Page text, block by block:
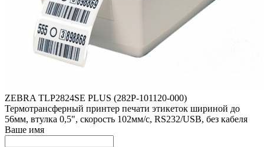
ZEBRA TLP2824SE PLUS (282P-101120-000)
Термотрансферный принтер печати этикеток шириной до
56мм, втулка 0,5", скорость 102мм/с, RS232/USB, без кабеля
Ваше имя